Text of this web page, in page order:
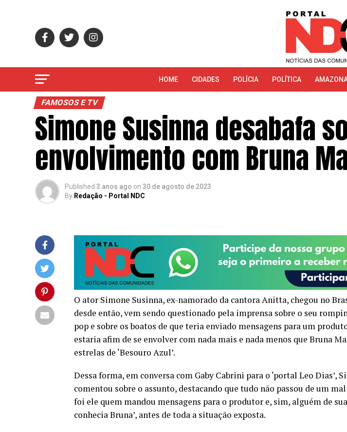
HOME CIDADES POLÍCIA POLÍTICA
FAMOSOS E TV
Simone Susinna desabafa
envolvimento com Bruna
Published 3 anos ago on 30 de agosto de 2023
By Redação - Portal NDC
O ator Simone Susinna, ex-namorado da cantora Anitta, chegou no
desde então, vem sendo questionado pela imprensa sobre o seu
pop e sobre os boatos de que teria enviado mensagens para um
estaria afim de se envolver com nada mais e nada menos que Bruna
estrelas de ‘Besouro Azul’.
Dessa forma, em conversa com Gaby Cabrini para o ‘portal Leo Dias’,
comentou sobre o assunto, destacando que tudo não passou de um
foi ele quem mandou mensagens para o produtor e, sim, alguém de
conhecia Bruna’, antes de toda a situação exposta.